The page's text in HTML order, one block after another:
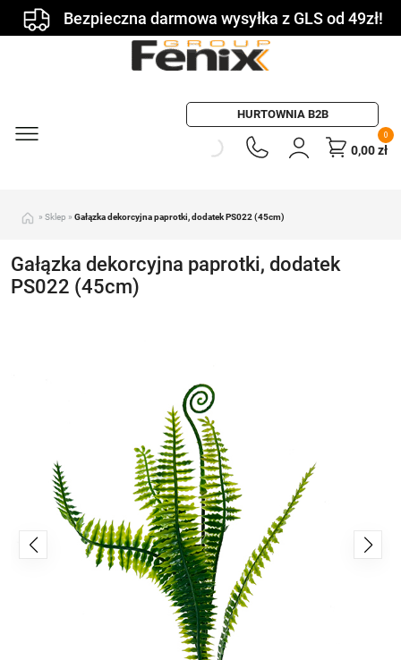
Bezpieczna darmowa wysyłka z GLS od 49zł!
HURTOWNIA B2B
0
0,00zł
» Sklep » Gałązka dekorcyjna paprotki, dodatek PS022 (45cm)
Gałązka dekorcyjna paprotki, dodatek
PS022 (45cm)